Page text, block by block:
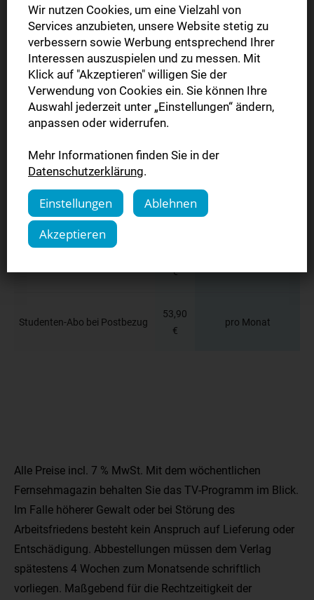
SWPplus Geschenkabo 6
Monate
70,00
6 Monate
SWPplus Geschenkabo 12
Monate
99,00
€
12 Monate
€
Wochenendabo (Austräger)
€
€
Studenten-Abo bei Postbezug
53,90
€
pro Monat
Alle Preise incl. 7 % MwSt. Mit dem wöchentlichen
Fernsehmagazin behalten Sie das TV-Programm im Blick.
Im Falle höherer Gewalt oder bei Störung des
Arbeitsfriedens besteht kein Anspruch auf Lieferung oder
Entschädigung. Abbestellungen müssen dem Verlag
spätestens 4 Wochen zum Monatsende schriftlich
vorliegen. Maßgebend für die Rechtzeitigkeit der
Wir nutzen Cookies, um eine Vielzahl von
Services anzubieten, unsere Website stetig zu
verbessern sowie Werbung entsprechend Ihrer
Interessen auszuspielen und zu messen. Mit
Klick auf "Akzeptieren" willigen Sie der
Verwendung von Cookies ein. Sie können Ihre
Auswahl jederzeit unter „Einstellungen“ ändern,
anpassen oder widerrufen.
Mehr Informationen finden Sie in der
Datenschutzerklärung.
Einstellungen
Ablehnen
Akzeptieren